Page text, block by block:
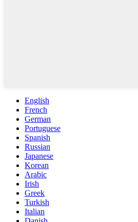
English
French
German
Portuguese
Spanish
Russian
Japanese
Korean
Arabic
Irish
Greek
Turkish
Italian